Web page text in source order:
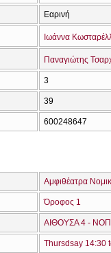
Εαρινή
Ιωάννα
Παναγιώτης
3
39
600248647
Αμφιθέατρα
Όροφος 1
ΑΙΘΟΥΣΑ 4 -
Thursdsay 14:30